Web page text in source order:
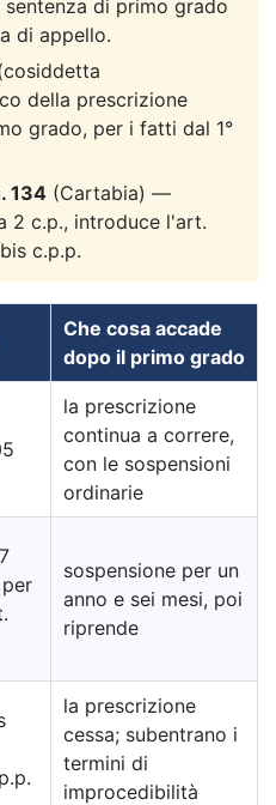
di primo grado
di appello.
della prescrizione
grado, per i fatti dal 1°
134 (Cartabia) —
2 c.p., introduce l'art.
c.p.p.
Che cosa accade
dopo il primo grado
la prescrizione
continua a correre,
con le sospensioni
ordinarie
sospensione per un
anno e sei mesi, poi
riprende
la prescrizione
cessa; subentrano i
termini di
improcedibilità